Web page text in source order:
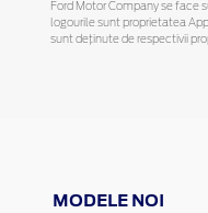
Ford Motor Company se face
logourile sunt proprietatea
sunt deținute de respectivii
MODELE NOI